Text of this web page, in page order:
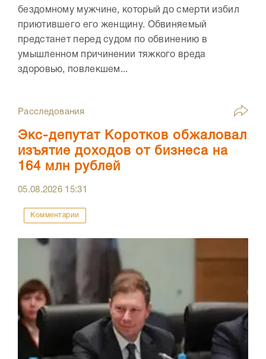
бездомному мужчине, который до смерти избил
приютившего его женщину. Обвиняемый
предстанет перед судом по обвинению в
умышленном причинении тяжкого вреда
здоровью, повлекшем...
Расследования
Экс-депутат Коротков обжаловал
изъятие доходов от бизнеса на
164 млн рублей
05.08.2026 15:31
Комментарии